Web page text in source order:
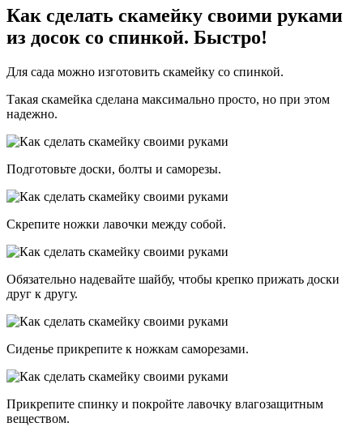
Как сделать скамейку своими руками
из досок со спинкой. Быстро!
Для сада можно изготовить скамейку со спинкой.
Такая скамейка сделана максимально просто, но при этом
надежно.
Подготовьте доски, болты и саморезы.
Скрепите ножки лавочки между собой.
Обязательно надевайте шайбу, чтобы крепко прижать доски
друг к другу.
Сиденье прикрепите к ножкам саморезами.
Прикрепите спинку и покройте лавочку влагозащитным
веществом.